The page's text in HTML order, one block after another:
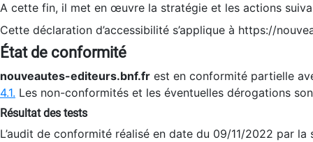
A cette fin, il met en œuvre la stratégie et les actions
Cette déclaration d’accessibilité s’applique à https://
État de conformité
nouveautes-editeurs.bnf.fr est en conformité partielle
4.1. Les non-conformités et les éventuelles dérogations
Résultat des tests
L’audit de conformité réalisé en date du 09/11/2022 par